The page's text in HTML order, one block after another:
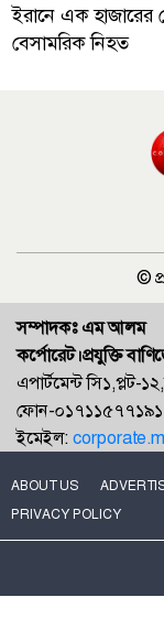
ইরানে এক হাজারের
বেসামরিক নিহত
©
সম্পাদকঃ এম আলম
কর্পোরেট।প্রযুক্তি
এপার্টমেন্ট সি১,প্লট-
ফোন-
ইমেইল:
ABOUT US
PRIVACY POLICY